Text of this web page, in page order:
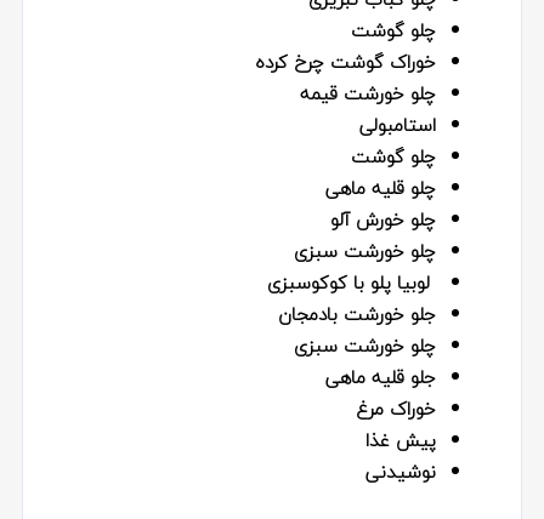
چلو گوشت
خوراک گوشت چرخ کرده
چلو خورشت قیمه
استامبولی
چلو گوشت
چلو قليه ماهى
چلو خورش آلو
چلو خورشت سبزی
لوبیا پلو با کوکوسبزی
جلو خورشت بادمجان
چلو خورشت سبزی
جلو قلیه ماهی
خوراک مرغ
پیش غذا
نوشیدنی